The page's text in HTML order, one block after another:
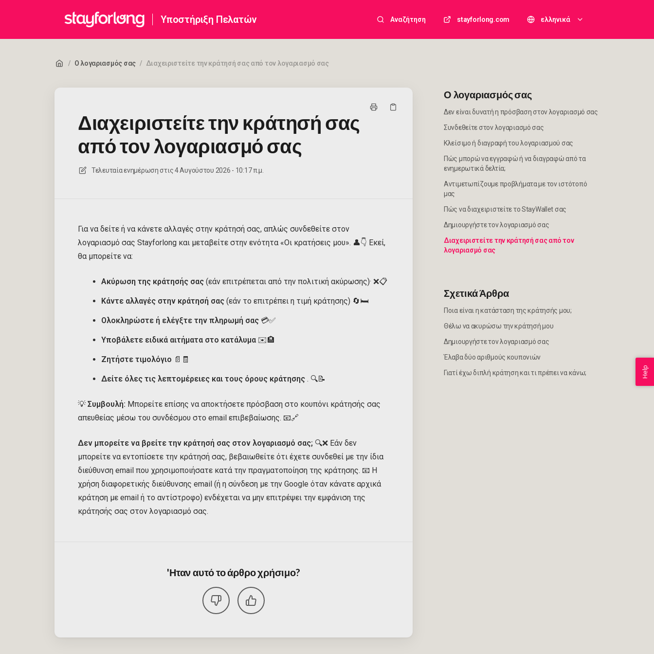
Υποστήριξη Πελατών Αναζήτηση stayforlong.com ελληνικά
/ Ο λογαριασμός σας / Διαχειριστείτε την κράτησή σας από τον λογαριασμό σας
Διαχειριστείτε την κράτησή σας
από τον λογαριασμό σας
Τελευταία ενημέρωση στις4 Αυγούστου 2026 - 10:17 π.μ.
Για να δείτε ή να κάνετε αλλαγές στην κράτησή σας, απλώς συνδεθείτε στον
λογαριασμό σας Stayforlong και μεταβείτε στην ενότητα «Οι κρατήσεις μου». 👤👇 Εκεί,
θα μπορείτε να:
Ακύρωση της κράτησής σας (εάν επιτρέπεται από την πολιτική ακύρωσης)· ❌📋
Κάντε αλλαγές στην κράτησή σας (εάν το επιτρέπει η τιμή κράτησης) 🔄🛏️
Ολοκληρώστε ή ελέγξτε την πληρωμή σας 💳✅
Υποβάλετε ειδικά αιτήματα στο κατάλυμα ✉️🏨
Ζητήστε τιμολόγιο 📄🧾
Δείτε όλες τις λεπτομέρειες και τους όρους κράτησης . 🔍📝
💡 Συμβουλή: Μπορείτε επίσης να αποκτήσετε πρόσβαση στο κουπόνι κράτησής σας
απευθείας μέσω του συνδέσμου στο email επιβεβαίωσης. 📧🔗
Δεν μπορείτε να βρείτε την κράτησή σας στον λογαριασμό σας; 🔍❌ Εάν δεν
μπορείτε να εντοπίσετε την κράτησή σας, βεβαιωθείτε ότι έχετε συνδεθεί με την ίδια
διεύθυνση email που χρησιμοποιήσατε κατά την πραγματοποίηση της κράτησης. 📧 Η
χρήση διαφορετικής διεύθυνσης email (ή η σύνδεση με την Google όταν κάνατε αρχικά
κράτηση με email ή το αντίστροφο) ενδέχεται να μην επιτρέψει την εμφάνιση της
κράτησής σας στον λογαριασμό σας.
'Ηταν αυτό το άρθρο χρήσιμο?
Ο λογαριασμός σας
Δεν είναι δυνατή η πρόσβαση στον λογαριασμό σας
Συνδεθείτε στον λογαριασμό σας
Κλείσιμο ή διαγραφή του λογαριασμού σας
Πώς μπορώ να εγγραφώ ή να διαγραφώ από τα
ενημερωτικά δελτία;
Αντιμετωπίζουμε προβλήματα με τον ιστότοπό
μας
Πώς να διαχειριστείτε το StayWallet σας
Δημιουργήστε τον λογαριασμό σας
Διαχειριστείτε την κράτησή σας από τον
λογαριασμό σας
Σχετικά Άρθρα
Ποια είναι η κατάσταση της κράτησής μου;
Θέλω να ακυρώσω την κράτησή μου
Δημιουργήστε τον λογαριασμό σας
Έλαβα δύο αριθμούς κουπονιών
Γιατί έχω διπλή κράτηση και τι πρέπει να κάνω;
Help